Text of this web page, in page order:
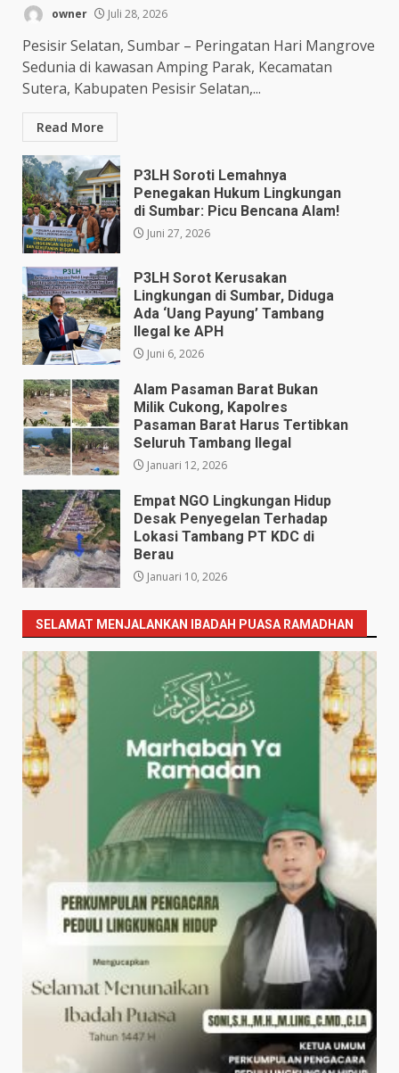
owner Juli 28, 2026
Pesisir Selatan, Sumbar – Peringatan Hari Mangrove
Sedunia di kawasan Amping Parak, Kecamatan
Sutera, Kabupaten Pesisir Selatan,...
Read More
P3LH Soroti Lemahnya
Penegakan Hukum Lingkungan
di Sumbar: Picu Bencana Alam!
Juni 27, 2026
P3LH Sorot Kerusakan
Lingkungan di Sumbar, Diduga
Ada ‘Uang Payung’ Tambang
Ilegal ke APH
Juni 6, 2026
Alam Pasaman Barat Bukan
Milik Cukong, Kapolres
Pasaman Barat Harus Tertibkan
Seluruh Tambang Ilegal
Januari 12, 2026
Empat NGO Lingkungan Hidup ​
Desak Penyegelan Terhadap
Lokasi Tambang PT KDC di
Berau
Januari 10, 2026
SELAMAT MENJALANKAN IBADAH PUASA RAMADHAN